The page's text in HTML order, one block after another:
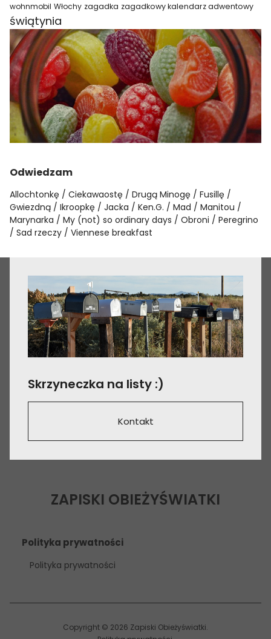
wohnmobil Włochy zagadka zagadkowy kalendarz adwentowy
świątynia
Odwiedzam
Allochtonkę Ciekawaostę Drugą Minogę
Fusillę
Gwiezdną
Ikroopkę Jacka Ken.G. Mad
Manitou
Marynarka
My (not) so ordinary days Obroni
Peregrino
Sad rzeczy
Viennese breakfast
Skrzyneczka na listy :)
Kontakt
ZAPISKI OBIEŻYŚWIATKI
Polityka prywatności
Polityka prywatności
Copyright © 2026 Zapiski Obieżyświatki